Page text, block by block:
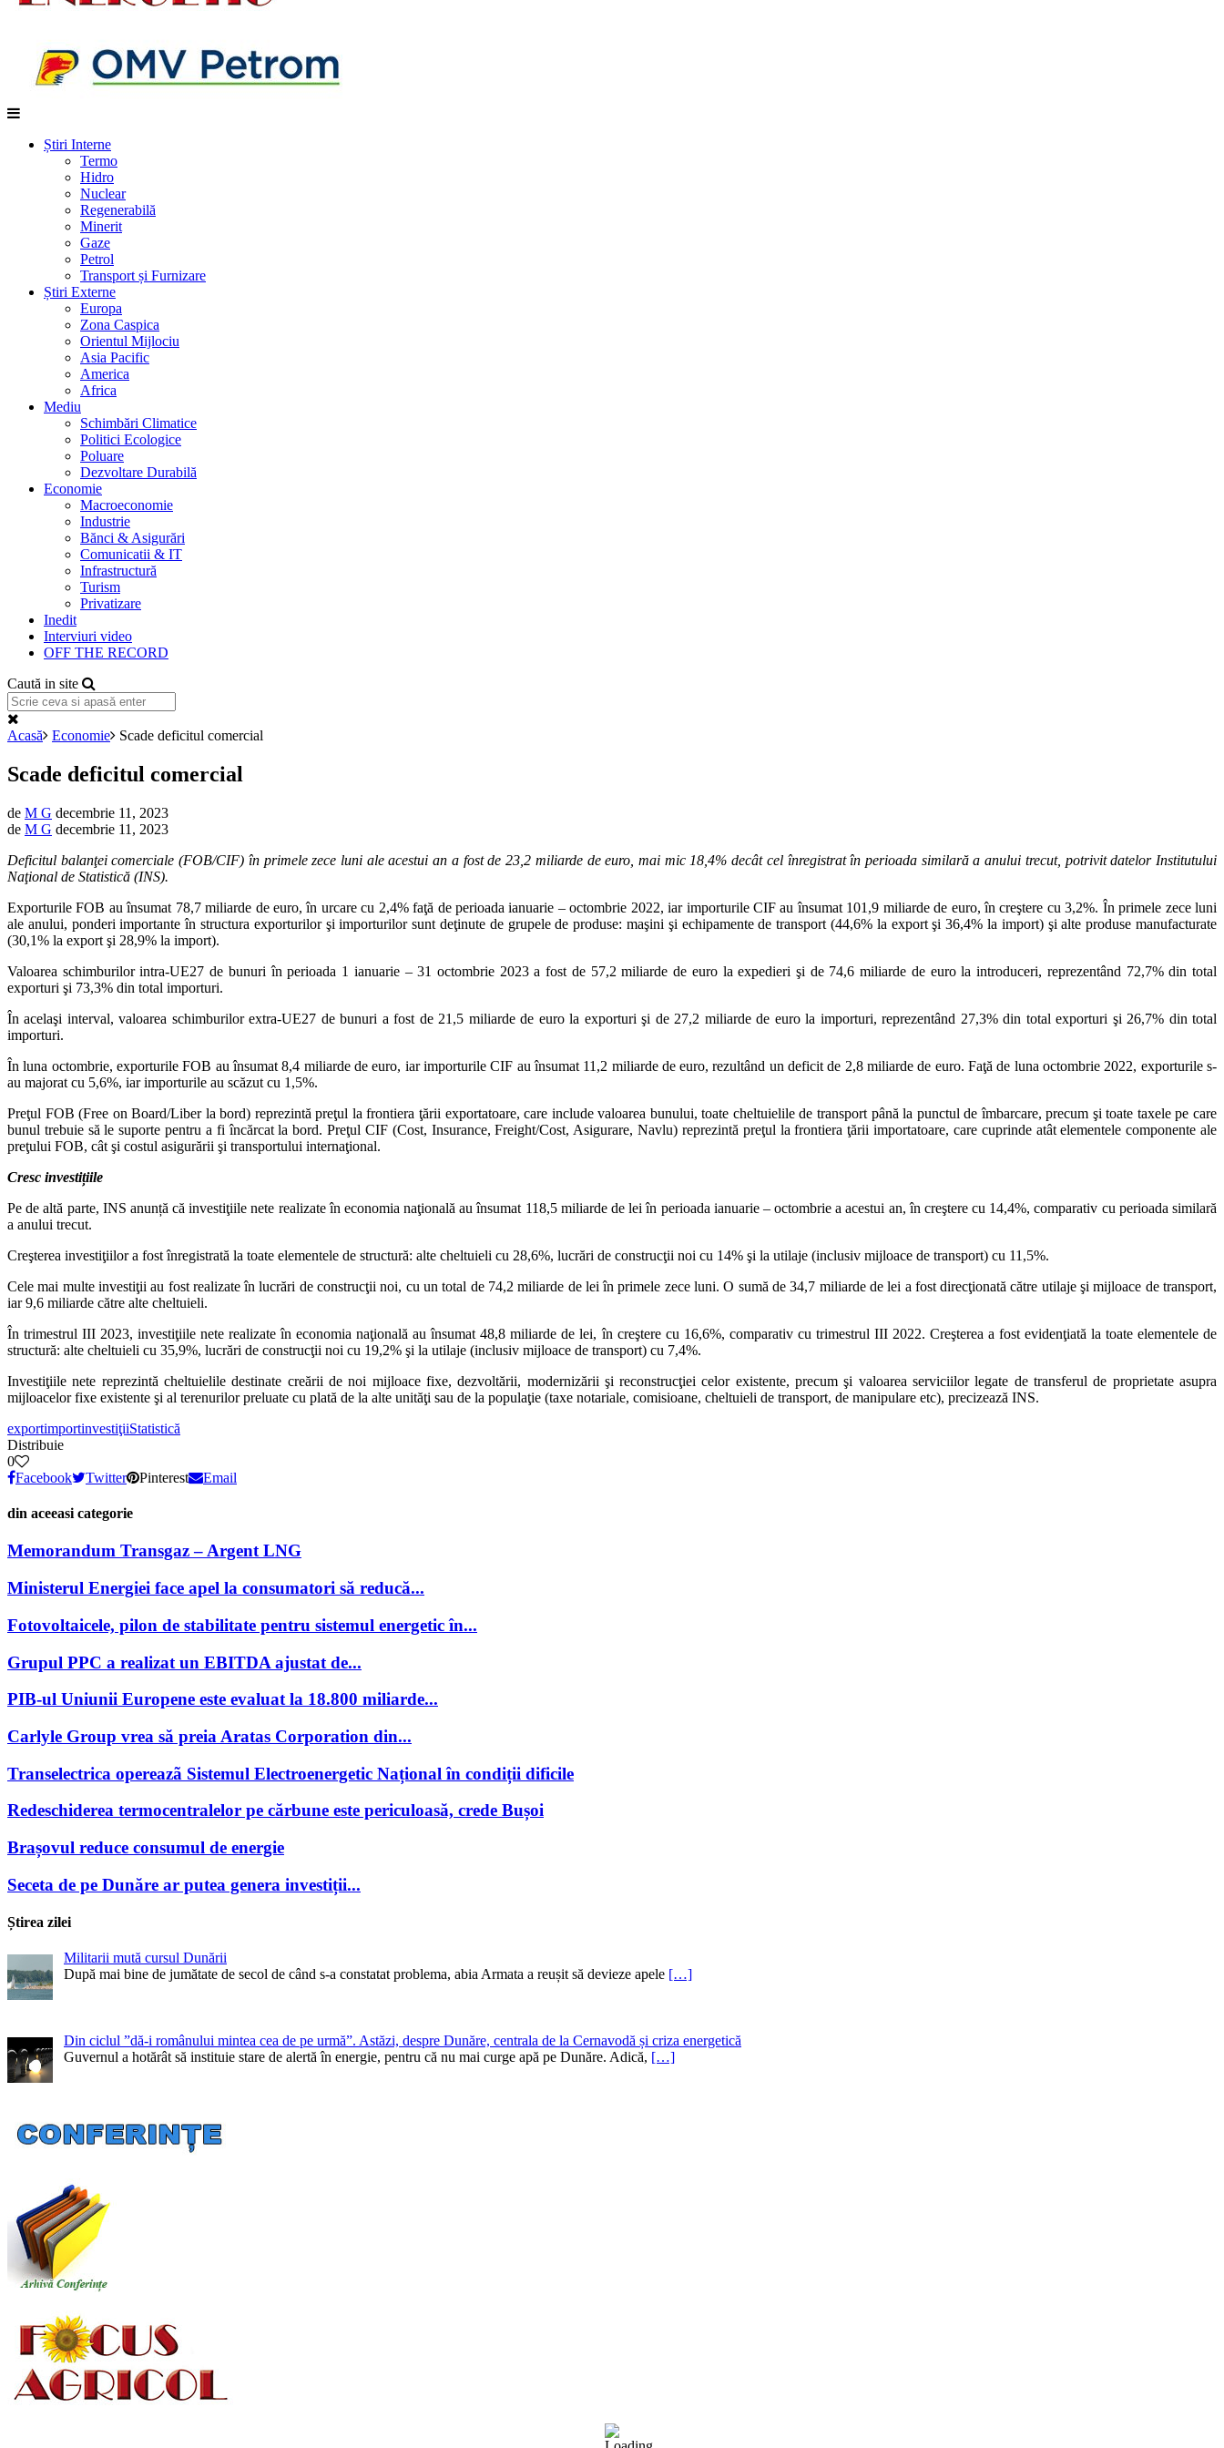
Știri Interne
Termo
Hidro
Nuclear
Regenerabilă
Minerit
Gaze
Petrol
Transport și Furnizare
Știri Externe
Europa
Zona Caspica
Orientul Mijlociu
Asia Pacific
America
Africa
Mediu
Schimbări Climatice
Politici Ecologice
Poluare
Dezvoltare Durabilă
Economie
Macroeconomie
Industrie
Bănci & Asigurări
Comunicatii & IT
Infrastructură
Turism
Privatizare
Inedit
Interviuri video
OFF THE RECORD
Caută in site
Acasă Economie Scade deficitul comercial
Scade deficitul comercial
de M G decembrie 11, 2023
de M G decembrie 11, 2023
Deficitul balanţei comerciale (FOB/CIF) în primele zece luni ale acestui an a fost de 23,2 miliarde de euro, mai mic 18,4% decât cel înregistrat în perioada similară a anului trecut, potrivit datelor Institutului
Naţional de Statistică (INS).
Exporturile FOB au însumat 78,7 miliarde de euro, în urcare cu 2,4% faţă de perioada ianuarie – octombrie 2022, iar importurile CIF au însumat 101,9 miliarde de euro, în creştere cu 3,2%. În primele zece luni
ale anului, ponderi importante în structura exporturilor şi importurilor sunt deţinute de grupele de produse: maşini şi echipamente de transport (44,6% la export şi 36,4% la import) şi alte produse manufacturate
(30,1% la export şi 28,9% la import).
Valoarea schimburilor intra-UE27 de bunuri în perioada 1 ianuarie – 31 octombrie 2023 a fost de 57,2 miliarde de euro la expedieri şi de 74,6 miliarde de euro la introduceri, reprezentând 72,7% din total
exporturi şi 73,3% din total importuri.
În acelaşi interval, valoarea schimburilor extra-UE27 de bunuri a fost de 21,5 miliarde de euro la exporturi şi de 27,2 miliarde de euro la importuri, reprezentând 27,3% din total exporturi şi 26,7% din total
importuri.
În luna octombrie, exporturile FOB au însumat 8,4 miliarde de euro, iar importurile CIF au însumat 11,2 miliarde de euro, rezultând un deficit de 2,8 miliarde de euro. Faţă de luna octombrie 2022, exporturile s-
au majorat cu 5,6%, iar importurile au scăzut cu 1,5%.
Preţul FOB (Free on Board/Liber la bord) reprezintă preţul la frontiera ţării exportatoare, care include valoarea bunului, toate cheltuielile de transport până la punctul de îmbarcare, precum şi toate taxele pe care
bunul trebuie să le suporte pentru a fi încărcat la bord. Preţul CIF (Cost, Insurance, Freight/Cost, Asigurare, Navlu) reprezintă preţul la frontiera ţării importatoare, care cuprinde atât elementele componente ale
preţului FOB, cât şi costul asigurării şi transportului internaţional.
Cresc investițiile
Pe de altă parte, INS anunță că investiţiile nete realizate în economia naţională au însumat 118,5 miliarde de lei în perioada ianuarie – octombrie a acestui an, în creştere cu 14,4%, comparativ cu perioada similară
a anului trecut.
Creşterea investiţiilor a fost înregistrată la toate elementele de structură: alte cheltuieli cu 28,6%, lucrări de construcţii noi cu 14% şi la utilaje (inclusiv mijloace de transport) cu 11,5%.
Cele mai multe investiţii au fost realizate în lucrări de construcţii noi, cu un total de 74,2 miliarde de lei în primele zece luni. O sumă de 34,7 miliarde de lei a fost direcţionată către utilaje şi mijloace de transport,
iar 9,6 miliarde către alte cheltuieli.
În trimestrul III 2023, investiţiile nete realizate în economia naţională au însumat 48,8 miliarde de lei, în creştere cu 16,6%, comparativ cu trimestrul III 2022. Creşterea a fost evidenţiată la toate elementele de
structură: alte cheltuieli cu 35,9%, lucrări de construcţii noi cu 19,2% şi la utilaje (inclusiv mijloace de transport) cu 7,4%.
Investiţiile nete reprezintă cheltuielile destinate creării de noi mijloace fixe, dezvoltării, modernizării şi reconstrucţiei celor existente, precum şi valoarea serviciilor legate de transferul de proprietate asupra
mijloacelor fixe existente şi al terenurilor preluate cu plată de la alte unităţi sau de la populaţie (taxe notariale, comisioane, cheltuieli de transport, de manipulare etc), precizează INS.
exportimportinvestiţiiStatistică
Distribuie
0
Facebook
Twitter Pinterest Email
din aceeasi categorie
Memorandum Transgaz – Argent LNG
Ministerul Energiei face apel la consumatori să reducă...
Fotovoltaicele, pilon de stabilitate pentru sistemul energetic în...
Grupul PPC a realizat un EBITDA ajustat de...
PIB-ul Uniunii Europene este evaluat la 18.800 miliarde...
Carlyle Group vrea să preia Aratas Corporation din...
Transelectrica opereazã Sistemul Electroenergetic Național în condiții dificile
Redeschiderea termocentralelor pe cărbune este periculoasă, crede Bușoi
Brașovul reduce consumul de energie
Seceta de pe Dunăre ar putea genera investiții...
Știrea zilei
Militarii mută cursul Dunării
După mai bine de jumătate de secol de când s-a constatat problema, abia Armata a reușit să devieze apele […]
Din ciclul ”dă-i românului mintea cea de pe urmă”. Astăzi, despre Dunăre, centrala de la Cernavodă și criza energetică
Guvernul a hotărât să instituie stare de alertă în energie, pentru că nu mai curge apă pe Dunăre. Adică, […]